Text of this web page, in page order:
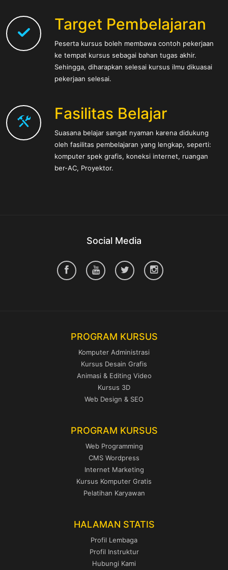
Target Pembelajaran
Peserta kursus boleh membawa contoh pekerjaan
ke tempat kursus sebagai bahan tugas akhir.
Sehingga, diharapkan selesai kursus ilmu dikuasai
pekerjaan selesai.
Fasilitas Belajar
Suasana belajar sangat nyaman karena didukung
oleh fasilitas pembelajaran yang lengkap, seperti:
komputer spek grafis, koneksi internet, ruangan
ber-AC, Proyektor.
Social Media
PROGRAM KURSUS
Komputer Administrasi
Kursus Desain Grafis
Animasi & Editing Video
Kursus 3D
Web Design & SEO
PROGRAM KURSUS
Web Programming
CMS Wordpress
Internet Marketing
Kursus Komputer Gratis
Pelatihan Karyawan
HALAMAN STATIS
Profil Lembaga
Profil Instruktur
Hubungi Kami